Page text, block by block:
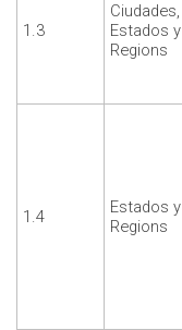
1.3
Ciudades,
Estados y
Regions
1.4
Estados y
Regions